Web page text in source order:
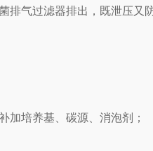
气过滤器排出，既泄压又
培养基、碳源、消泡剂；